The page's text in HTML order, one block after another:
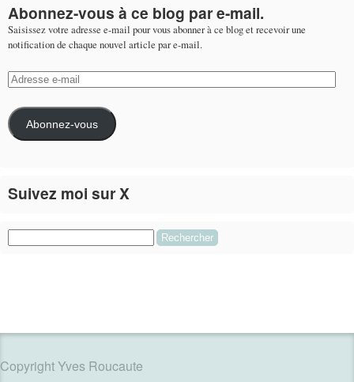
Abonnez-vous à ce blog par e-mail.
Saisissez votre adresse e-mail pour vous abonner à ce blog et recevoir une
notification de chaque nouvel article par e-mail.
Adresse
e-
mail
Abonnez-vous
Suivez moi sur X
Copyright Yves Roucaute